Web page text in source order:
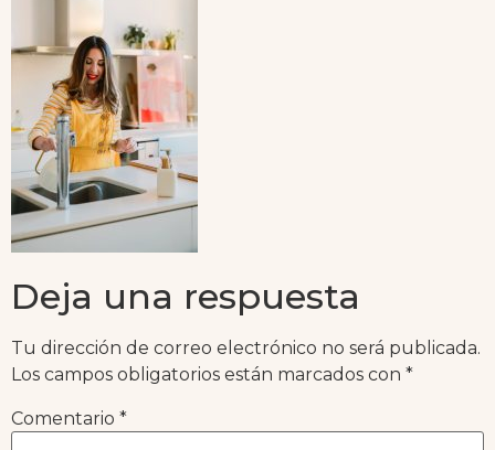
Deja una respuesta
Tu dirección de correo electrónico no será publicada.
Los campos obligatorios están marcados con *
Comentario *